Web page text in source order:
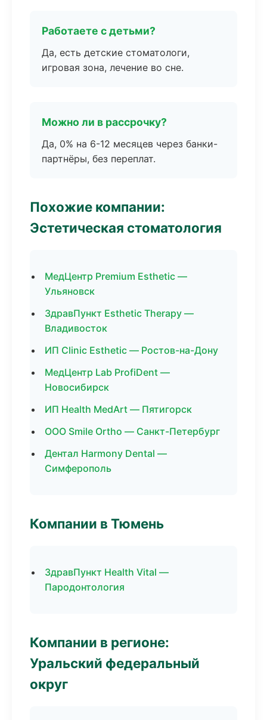
Работаете с детьми?
Да, есть детские стоматологи,
игровая зона, лечение во сне.
Можно ли в рассрочку?
Да, 0% на 6-12 месяцев через банки-
партнёры, без переплат.
Похожие компании:
Эстетическая стоматология
МедЦентр Premium Esthetic —
Ульяновск
ЗдравПункт Esthetic Therapy —
Владивосток
ИП Clinic Esthetic — Ростов-на-Дону
МедЦентр Lab ProfiDent —
Новосибирск
ИП Health MedArt — Пятигорск
ООО Smile Ortho — Санкт-Петербург
Дентал Harmony Dental —
Симферополь
Компании в Тюмень
ЗдравПункт Health Vital —
Пародонтология
Компании в регионе:
Уральский федеральный
округ